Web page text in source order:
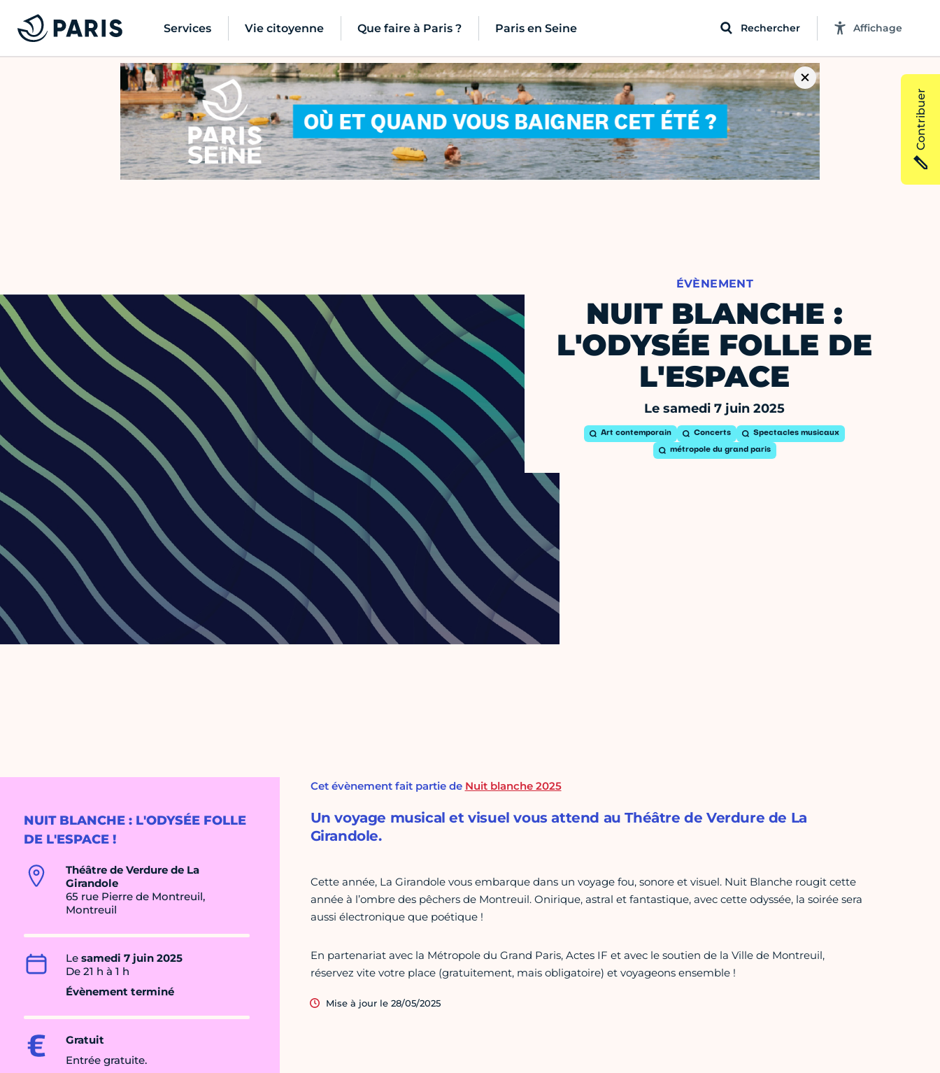
Services Vie citoyenne Que faire à Paris ? Paris en Seine Rechercher Affichage
ÉVÈNEMENT
NUIT BLANCHE :
L'ODYSÉE FOLLE DE
L'ESPACE
Le samedi 7 juin 2025
Art contemporain Concerts Spectacles musicaux
métropole du grand paris
NUIT BLANCHE : L'ODYSÉE FOLLE
DE L'ESPACE !
Théâtre de Verdure de La
Girandole
65 rue Pierre de Montreuil,
Montreuil
Le samedi 7 juin 2025
De 21 h à 1 h
Évènement terminé
Gratuit
Entrée gratuite.
Cet évènement fait partie de Nuit blanche 2025
Un voyage musical et visuel vous attend au Théâtre de Verdure de La
Girandole.
Cette année, La Girandole vous embarque dans un voyage fou, sonore et visuel. Nuit Blanche rougit cette
année à l’ombre des pêchers de Montreuil. Onirique, astral et fantastique, avec cette odyssée, la soirée sera
aussi électronique que poétique !
En partenariat avec la Métropole du Grand Paris, Actes IF et avec le soutien de la Ville de Montreuil,
réservez vite votre place (gratuitement, mais obligatoire) et voyageons ensemble !
Mise à jour le 28/05/2025
Contribuer